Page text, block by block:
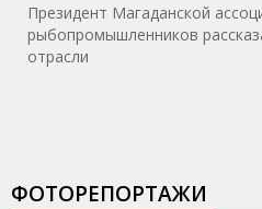
Президент Магаданской
рыбопромышленников
отрасли
ФОТОРЕПОРТАЖИ